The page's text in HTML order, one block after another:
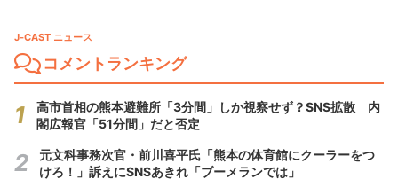
J-CAST ニュース
コメントランキング
高市首相の熊本避難所「3分間」しか視察せず？SNS拡散 内
閣広報官「51分間」だと否定
元文科事務次官・前川喜平氏「熊本の体育館にクーラーをつ
けろ！」訴えにSNSあきれ「ブーメランでは」